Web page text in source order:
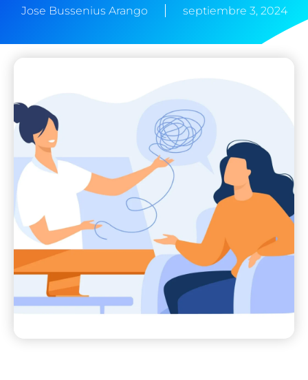
Jose Bussenius Arango septiembre 3, 2024